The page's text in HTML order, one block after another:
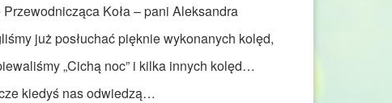
Koła – pani Aleksandra
już posłuchać pięknie wykonanych kolęd,
„Cichą noc” i kilka innych kolęd…
kiedyś nas odwiedzą…